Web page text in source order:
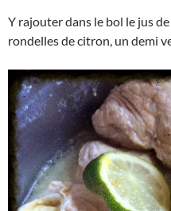
Y rajouter dans le bol le jus
rondelles de citron, un demi